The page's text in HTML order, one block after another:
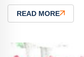
READ MORE